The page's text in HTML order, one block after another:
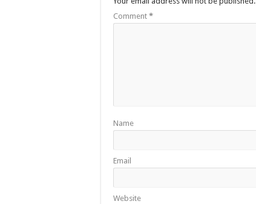
Comment *
Name
Email
Website